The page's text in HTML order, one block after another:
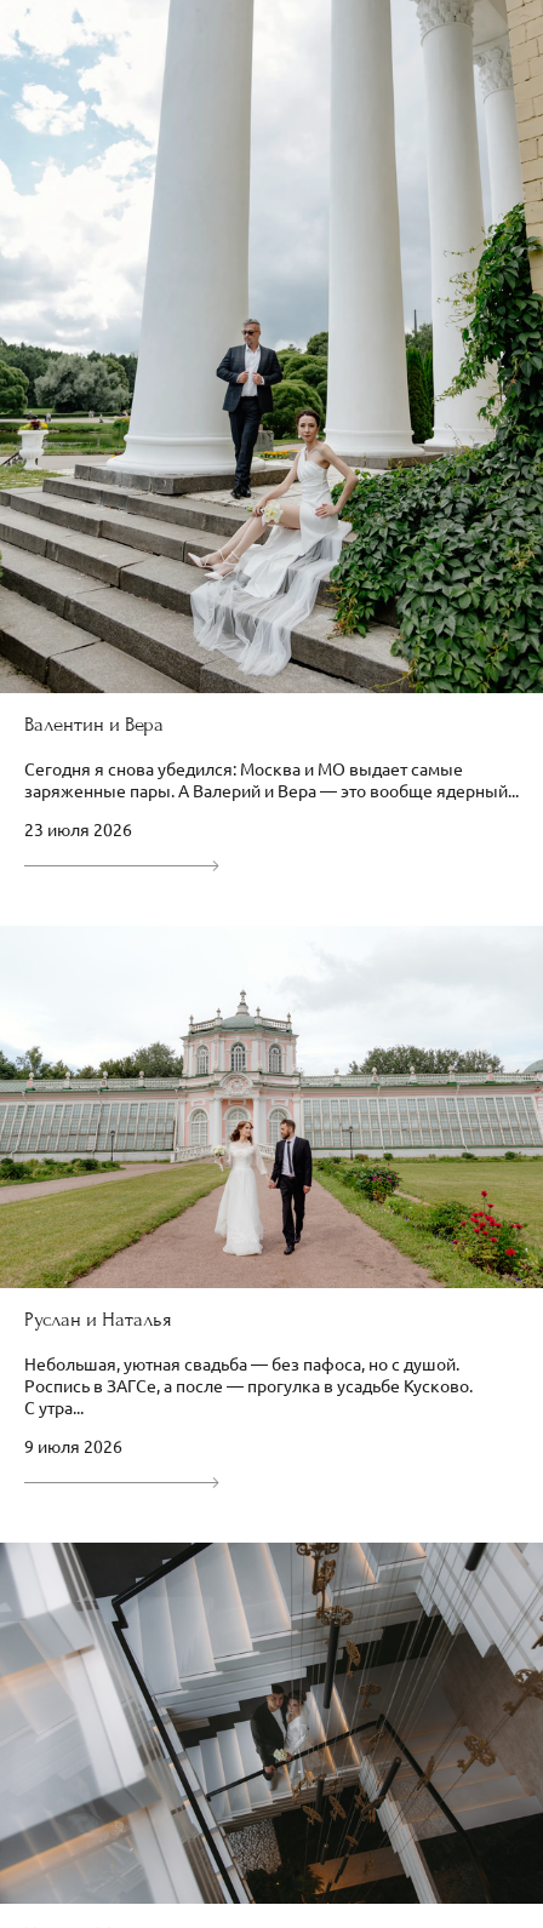
Валентин и Вера
Сегодня я снова убедился: Москва и МО выдает самые
заряженные пары. А Валерий и Вера — это вообще ядерный...
23 июля 2026
Руслан и Наталья
Небольшая, уютная свадьба — без пафоса, но с душой.
Роспись в ЗАГСе, а после — прогулка в усадьбе Кусково.
С утра...
9 июля 2026